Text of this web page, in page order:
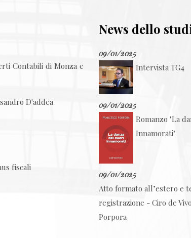
Contabili di Monza e
D'addea
fiscali
News dello
09/01/2025
Intervista TG4
09/01/2025
Romanzo "La
Innamorati"
09/01/2025
Atto formato all’estero e
registrazione - Ciro de
Porpora